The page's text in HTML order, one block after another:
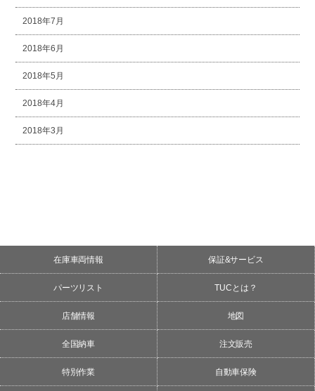
2018年7月
2018年6月
2018年5月
2018年4月
2018年3月
在庫車両情報 保証&サービス
パーツリスト TUCとは？
店舗情報 地図
全国納車 注文販売
特別作業 自動車保険